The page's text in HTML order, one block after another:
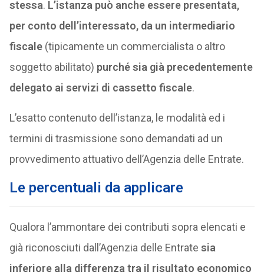
stessa. L’istanza può anche essere presentata,
per conto dell’interessato, da un intermediario
fiscale(tipicamente un commercialista o altro
soggetto abilitato) purché sia già precedentemente
delegato ai servizi di cassetto fiscale.
L’esatto contenuto dell’istanza, le modalità ed i
termini di trasmissione sono demandati ad un
provvedimento attuativo dell’Agenzia delle Entrate.
Le percentuali da applicare
Qualora l’ammontare dei contributi sopra elencati e
già riconosciuti dall’Agenzia delle Entrate sia
inferiore alla differenza tra il risultato economico